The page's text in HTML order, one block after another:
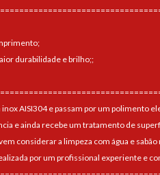
durabilidade e brilho;;
AISI304 e passam por um polimento
e ainda recebe um tratamento de
considerar a limpeza com água e
por um profissional experiente e